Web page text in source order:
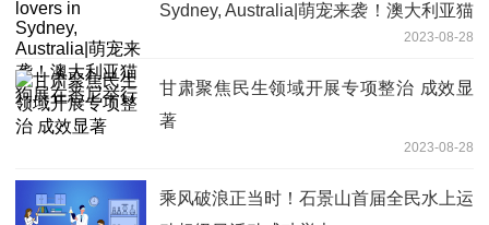
Sydney, Australia|萌宠来袭！澳大利亚猫
2023-08-28
甘肃聚焦民生领域开展专项整治 成效显
著
2023-08-28
乘风破浪正当时！石景山首届全民水上运